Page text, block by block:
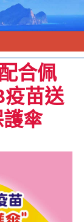
合佩
苗送
傘